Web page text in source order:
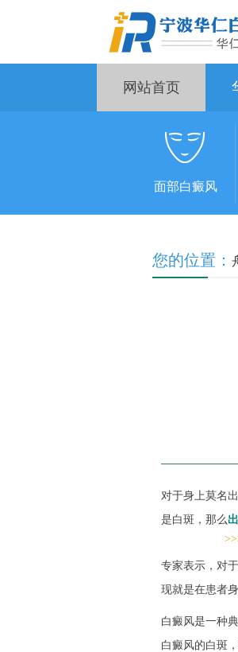
网站首页
面部白癜风
您的位置：
对于身上莫名
是白斑，那么
专家表示，对
现就是在患者
白癜风是一种
白癜风的白斑